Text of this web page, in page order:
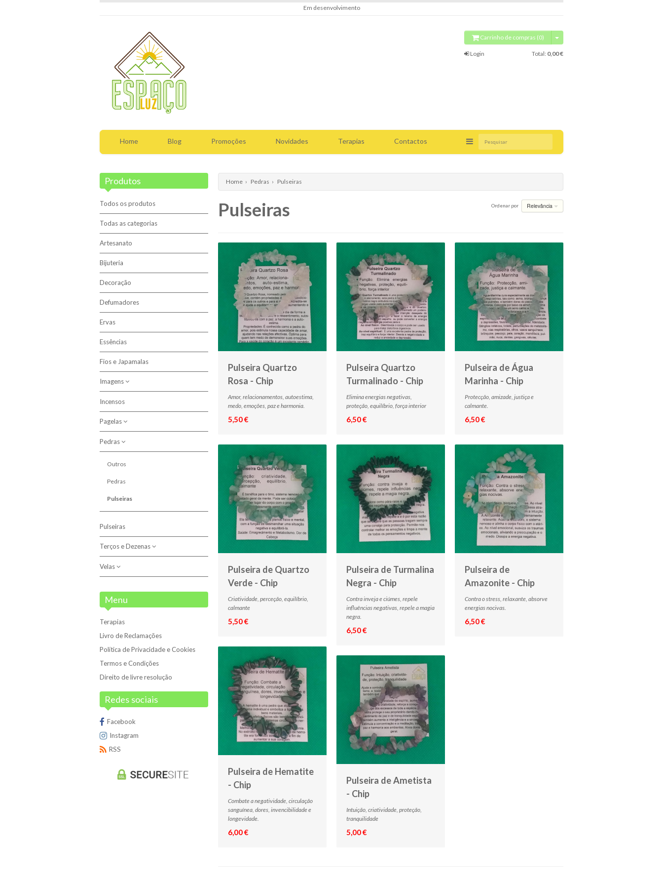
Em desenvolvimento
Carrinho de compras (0)
Login Total: 0,00 €
Home Blog Promoções Novidades Terapias Contactos
Produtos
Todos os produtos
Todas as categorias
Artesanato
Bijuteria
Decoração
Defumadores
Ervas
Essências
Fios e Japamalas
Imagens
Católicas
Outras
Incensos
Pagelas
Anjo do Signo
Santos
Pedras
Outros
Pedras
Pulseiras
Pulseiras
Terços e Dezenas
Dezenas
Velas
Velas 7 Dias
Velões
Menu
Terapias
Livro de Reclamações
Política de Privacidade e Cookies
Termos e Condições
Direito de livre resolução
Redes sociais
Facebook
Instagram
RSS
Home › Pedras › Pulseiras
Pulseiras Ordenar por Relevância
Pulseira Quartzo
Rosa - Chip
Amor, relacionamentos, autoestima,
medo, emoções, paz e harmonia.
5,50 €
Pulseira Quartzo
Turmalinado - Chip
Elimina energias negativas,
proteção, equilíbrio, força interior
6,50 €
Pulseira de Água
Marinha - Chip
Protecção, amizade, justiça e
calmante.
6,50 €
Pulseira de Quartzo
Verde - Chip
Criatividade, perceção, equilíbrio,
calmante
5,50 €
Pulseira de Turmalina
Negra - Chip
Contra inveja e ciúmes, repele
influências negativas, repele a magia
negra.
6,50 €
Pulseira de
Amazonite - Chip
Contra o stress, relaxante, absorve
energias nocivas.
6,50 €
Pulseira de Hematite
- Chip
Combate a negatividade, circulação
sanguínea, dores, invencibilidade e
longevidade.
6,00 €
Pulseira de Ametista
- Chip
Intuição, criatividade, proteção,
tranquilidade
5,00 €